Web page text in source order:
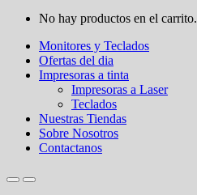
No hay productos en el carrito.
Monitores y Teclados
Ofertas del dia
Impresoras a tinta
Impresoras a Laser
Teclados
Nuestras Tiendas
Sobre Nosotros
Contactanos